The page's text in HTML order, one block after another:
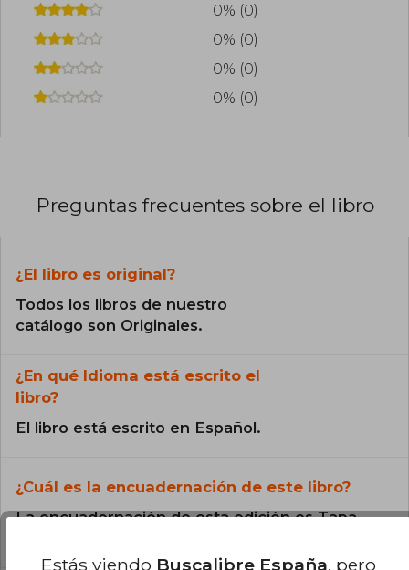
0% (0)
0% (0)
0% (0)
0% (0)
Preguntas frecuentes sobre el libro
¿El libro es original?
Todos los libros de nuestro
catálogo son Originales.
¿En qué Idioma está escrito el
libro?
El libro está escrito en Español.
¿Cuál es la encuadernación de este libro?
La encuadernación de esta edición es Tapa
Estás viendo Buscalibre España, pero